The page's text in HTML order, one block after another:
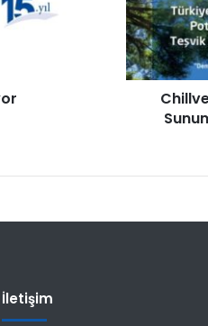
İletişim